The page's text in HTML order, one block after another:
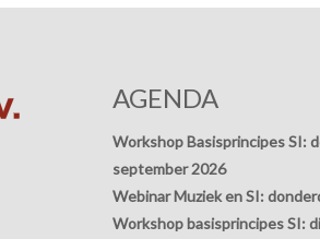
AGENDA
Workshop Basisprincipes SI:
september 2026
Webinar Muziek en SI:
Workshop basisprincipes SI: